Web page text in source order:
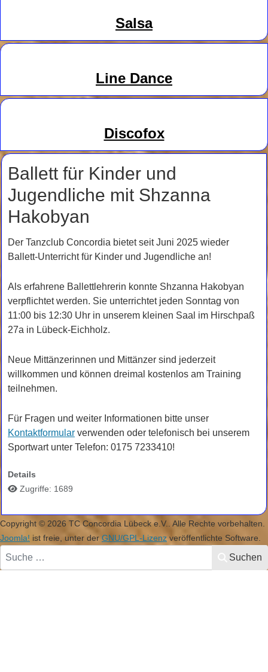
Salsa
Line Dance
Discofox
Ballett für Kinder und
Jugendliche mit Shzanna
Hakobyan
Der Tanzclub Concordia bietet seit Juni 2025 wieder
Ballett-Unterricht für Kinder und Jugendliche an!
Als erfahrene Ballettlehrerin konnte Shzanna Hakobyan
verpflichtet werden. Sie unterrichtet jeden Sonntag von
11:00 bis 12:30 Uhr in unserem kleinen Saal im Hirschpaß
27a in Lübeck-Eichholz.
Neue Mittänzerinnen und Mittänzer sind jederzeit
willkommen und können dreimal kostenlos am Training
teilnehmen.
Für Fragen und weiter Informationen bitte unser
Kontaktformular verwenden oder telefonisch bei unserem
Sportwart unter Telefon: 0175 7233410!
Details
Zugriffe: 1689
Copyright © 2026 TC Concordia Lübeck e.V.. Alle Rechte vorbehalten.
Joomla! ist freie, unter der GNU/GPL-Lizenzveröffentlichte Software.
Suchen
Suchen